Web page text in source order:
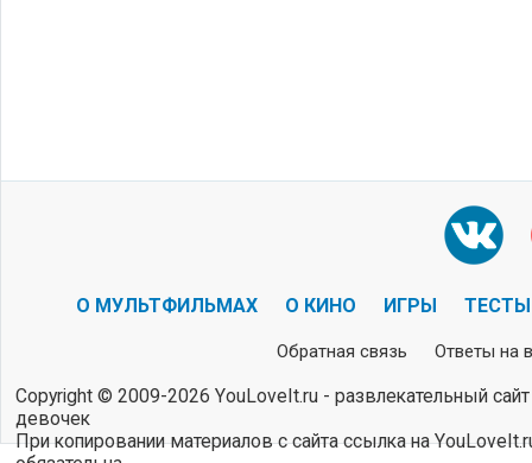
О МУЛЬТФИЛЬМАХ О КИНО ИГРЫ ТЕСТЫ
Обратная связь Ответы на
Copyright © 2009-2026 YouLoveIt.ru - развлекательный
девочек
При копировании материалов с сайта ссылка на